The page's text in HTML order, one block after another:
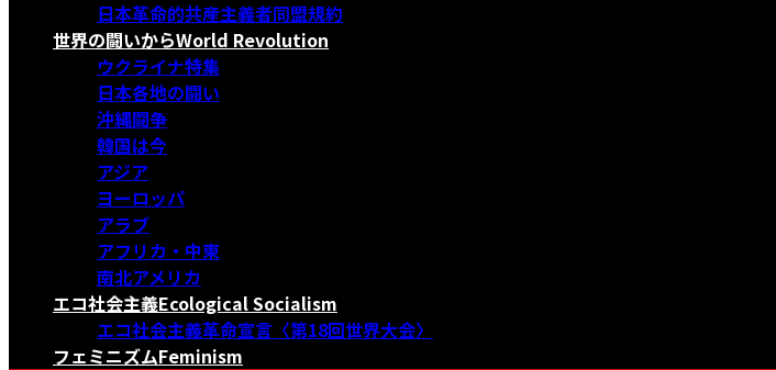
日本革命的共産主義者同盟規約
世界の闘いからWorld Revolution
ウクライナ特集
日本各地の闘い
沖縄闘争
韓国は今
アジア
ヨーロッパ
アラブ
アフリカ・中東
南北アメリカ
エコ社会主義Ecological Socialism
エコ社会主義革命宣言〈第18回世界大会〉
フェミニズムFeminism